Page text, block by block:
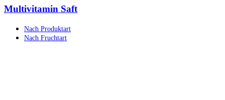
Multivitamin Saft
Nach Produktart
Nach Fruchtart